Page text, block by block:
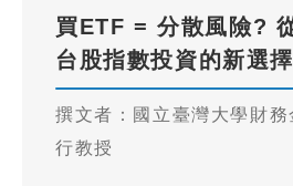
買ETF = 分散風險?
台股指數投資的新選擇
撰文者：國立臺灣大學財
行教授